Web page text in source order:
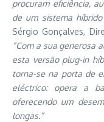
procuram eficiência,
de um sistema
Sérgio Gonçalves,
“Com a sua generosa
esta versão plug-in
torna-se na porta de
eléctrico: opera a
oferecendo um
longas.”